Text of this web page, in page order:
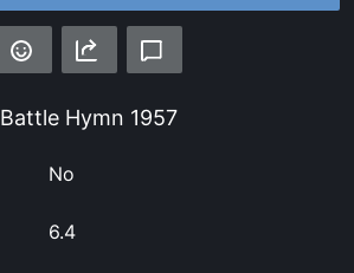
Battle Hymn 1957
No
6.4